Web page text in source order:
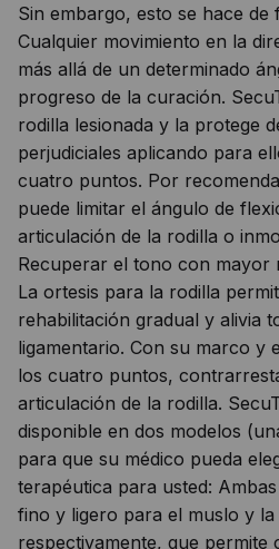
Sin embargo, esto se hace de
Cualquier movimiento en la
más allá de un determinado
progreso de la curación.
rodilla lesionada y la protege
perjudiciales aplicando para
cuatro puntos. Por
puede limitar el ángulo de
articulación de la rodilla o
Recuperar el tono con mayor
La ortesis para la rodilla
rehabilitación gradual y alivia
ligamentario. Con su marco y
los cuatro puntos,
articulación de la rodilla.
disponible en dos modelos
para que su médico pueda
terapéutica para usted:
fino y ligero para el muslo y
respectivamente, que permite